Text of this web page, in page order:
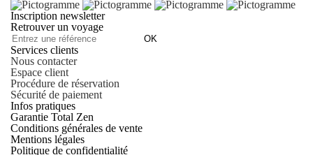
Inscription newsletter
Retrouver un voyage
OK
Services clients
Nous contacter
Espace client
Procédure de réservation
Sécurité de paiement
Infos pratiques
Garantie Total Zen
Conditions générales de vente
Mentions légales
Politique de confidentialité